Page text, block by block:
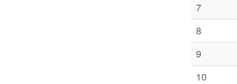
7
8
9
10